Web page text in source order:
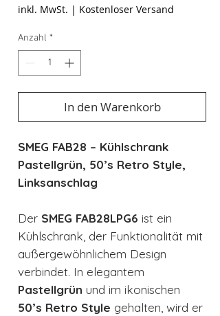
inkl. MwSt. | Kostenloser Versand
Anzahl *
In den Warenkorb
SMEG FAB28 – Kühlschrank
Pastellgrün, 50’s Retro Style,
Linksanschlag
Der SMEG FAB28LPG6 ist ein
Kühlschrank, der Funktionalität mit
außergewöhnlichem Design
verbindet. In elegantem
Pastellgrün und im ikonischen
50’s Retro Style gehalten, wird er